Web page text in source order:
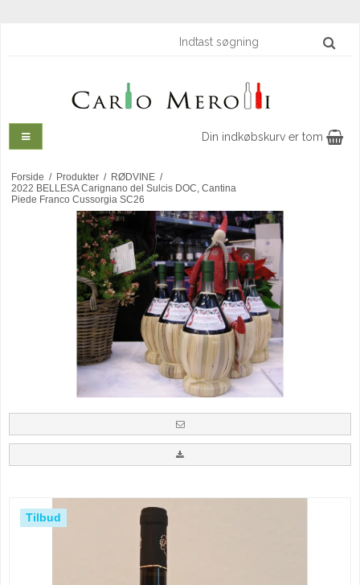
Din indkøbskurv er tom
Forside / Produkter / RØDVINE /
2022 BELLESA Carignano del Sulcis DOC, Cantina
Piede Franco Cussorgia SC26
Tilbud